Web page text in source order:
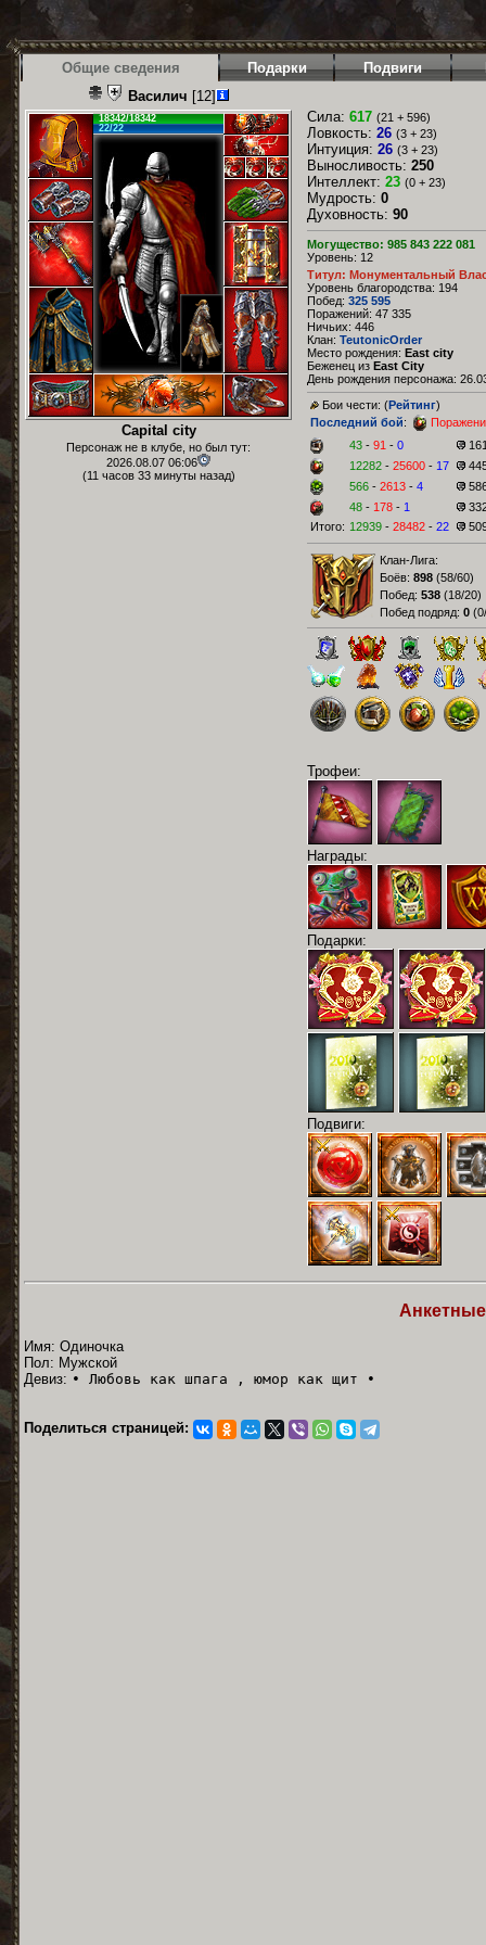
Общие сведения Подарки Подвиги
Василич [12]
18342/18342
22/22
Capital city
Персонаж не в клубе, но был тут:
2026.08.07 06:06
(11 часов 33 минуты назад)
Сила: 617 (21 + 596)
Ловкость: 26 (3 + 23)
Интуиция: 26 (3 + 23)
Выносливость: 250
Интеллект: 23 (0 + 23)
Мудрость: 0
Духовность: 90
Могущество: 985 843 222 081
Уровень: 12
Титул: Монументальный
Уровень благородства: 194
Побед: 325 595
Поражений: 47 335
Ничьих: 446
Клан: TeutonicOrder
Место рождения: East city
Беженец из East City
День рождения персонажа:
Бои чести: (Рейтинг)
Последний бой:
43 - 91 - 0
12282 - 25600 - 17
566 - 2613 - 4
48 - 178 - 1
Итого: 12939 - 28482 - 22
Клан-Лига:
Боёв: 898 (58/60)
Побед: 538 (18/20)
Побед подряд: 0 (
Трофеи:
Награды:
Подарки:
Подвиги:
Имя: Одиночка
Пол: Мужской
Девиз: • Любовь как шпага , юмор как щит •
Поделиться страницей: